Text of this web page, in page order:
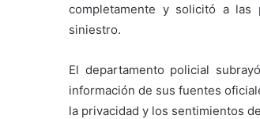
completamente y solicitó a las
siniestro.
El departamento policial
información de sus fuentes
la privacidad y los sentimientos